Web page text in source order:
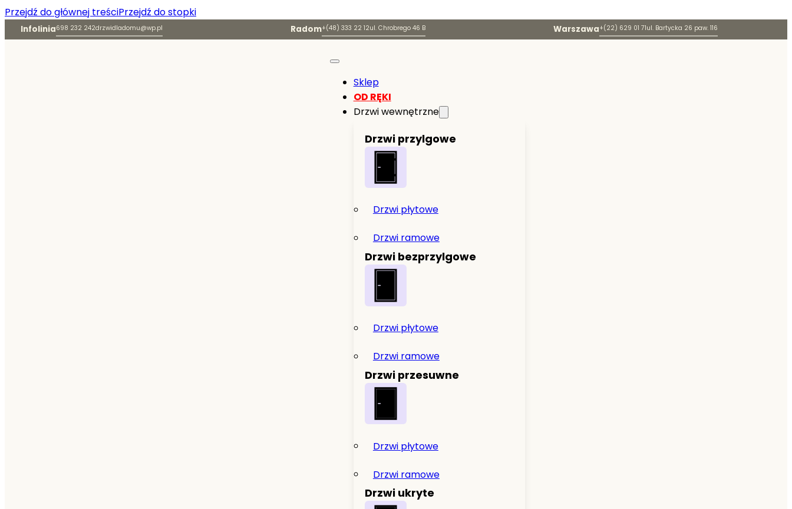
Przejdź do głównej treściPrzejdź do stopki
Infolinia698 232 242drzwidladomu@wp.pl Radom+(48) 333 22 12ul. Chrobrego 46 B Warszawa+(22) 629 01 71ul. Bartycka 26 paw. 116
Sklep
OD RĘKI
Drzwi wewnętrzne
Drzwi przylgowe
Drzwi płytowe
Drzwi ramowe
Drzwi bezprzylgowe
Drzwi płytowe
Drzwi ramowe
Drzwi przesuwne
Drzwi płytowe
Drzwi ramowe
Drzwi ukryte